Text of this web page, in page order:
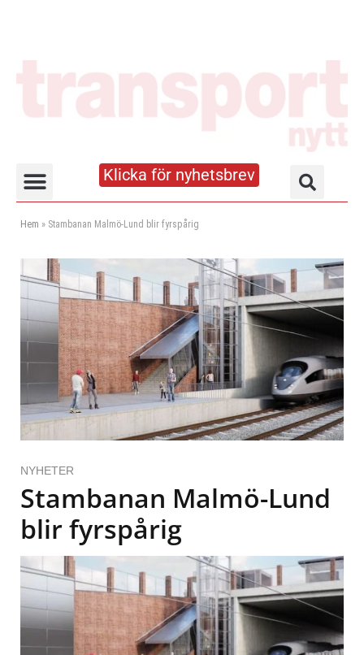
Klicka för nyhetsbrev
Hem » Stambanan Malmö-Lund blir fyrspårig
NYHETER
Stambanan Malmö-Lund
blir fyrspårig